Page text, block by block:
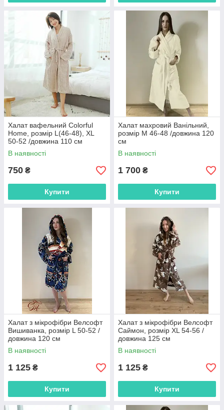
Халат вафельний Colorful
Home, розмір L(46-48), XL
50-52 /довжина 110 см
В наявності
750 ₴
Купити
Халат махровий Ванільний,
розмір M 46-48 /довжина 120
см
В наявності
1 700 ₴
Купити
Халат з мікрофібри Велсофт
Вишиванка, розмір L 50-52 /
довжина 120 см
В наявності
1 125 ₴
Купити
Халат з мікрофібри Велсофт
Саймон, розмір XL 54-56 /
довжина 125 см
В наявності
1 125 ₴
Купити